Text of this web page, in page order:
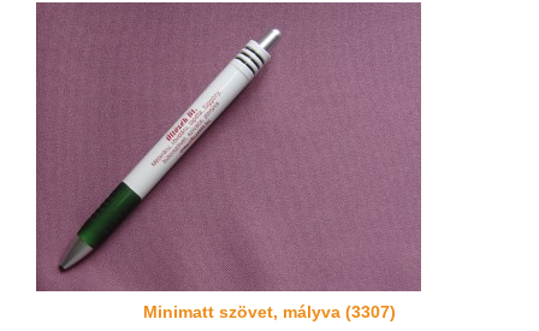
Minimatt szövet, mályva (3307)